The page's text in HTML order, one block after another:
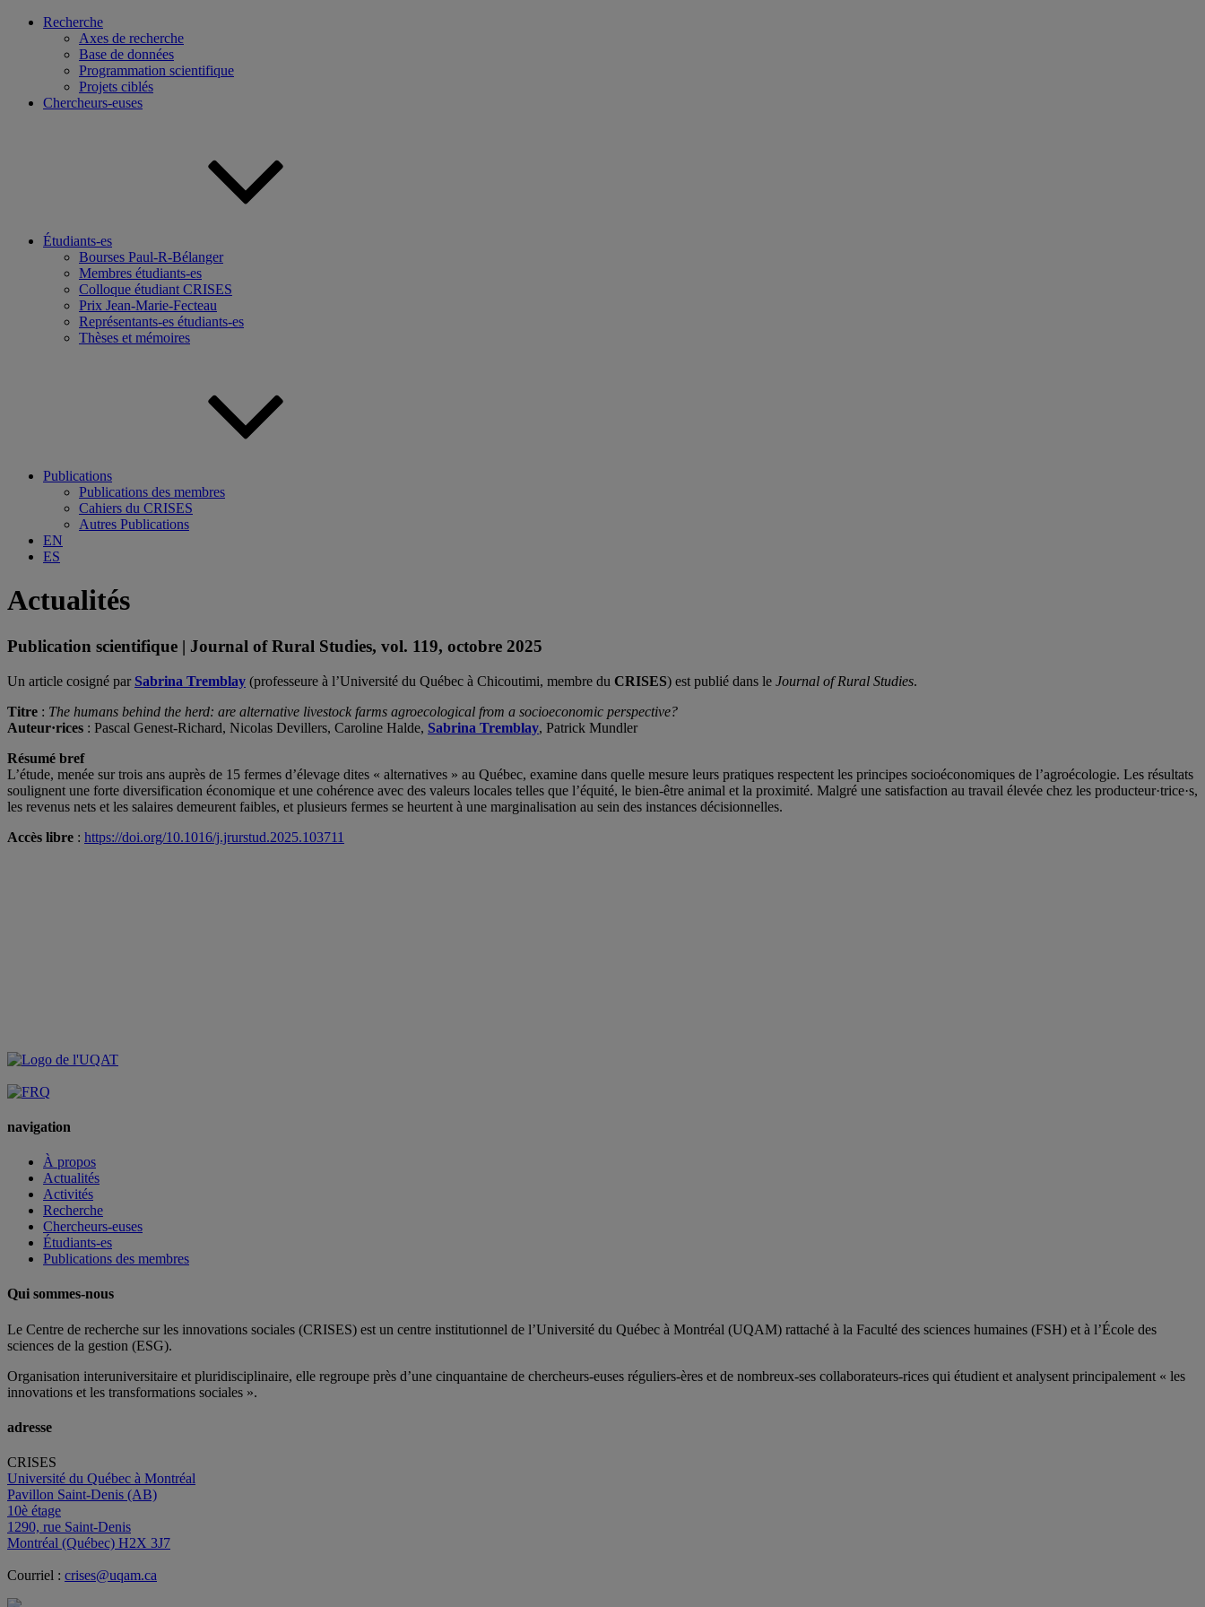
Recherche
Axes de recherche
Base de données
Programmation scientifique
Projets ciblés
Chercheurs-euses
Étudiants-es
Bourses Paul-R-Bélanger
Membres étudiants-es
Colloque étudiant CRISES
Prix Jean-Marie-Fecteau
Représentants-es étudiants-es
Thèses et mémoires
Publications
Publications des membres
Cahiers du CRISES
Autres Publications
EN
ES
Actualités
Publication scientifique | Journal of Rural Studies, vol. 119, octobre 2025
Un article cosigné par Sabrina Tremblay (professeure à l’Université du Québec à Chicoutimi, membre du CRISES) est publié dans le Journal of Rural Studies.
Titre : The humans behind the herd: are alternative livestock farms agroecological from a socioeconomic perspective?
Auteur·rices : Pascal Genest-Richard, Nicolas Devillers, Caroline Halde, Sabrina Tremblay, Patrick Mundler
Résumé bref
L’étude, menée sur trois ans auprès de 15 fermes d’élevage dites « alternatives » au Québec, examine dans quelle mesure leurs pratiques respectent les principes socioéconomiques de l’agroécologie. Les résultats
soulignent une forte diversification économique et une cohérence avec des valeurs locales telles que l’équité, le bien-être animal et la proximité. Malgré une satisfaction au travail élevée chez les producteur·trice·s,
les revenus nets et les salaires demeurent faibles, et plusieurs fermes se heurtent à une marginalisation au sein des instances décisionnelles.
Accès libre : https://doi.org/10.1016/j.jrurstud.2025.103711
navigation
À propos
Actualités
Activités
Recherche
Chercheurs-euses
Étudiants-es
Publications des membres
Qui sommes-nous
Le Centre de recherche sur les innovations sociales (CRISES) est un centre institutionnel de l’Université du Québec à Montréal (UQAM) rattaché à la Faculté des sciences humaines (FSH) et à l’École des
sciences de la gestion (ESG).
Organisation interuniversitaire et pluridisciplinaire, elle regroupe près d’une cinquantaine de chercheurs-euses réguliers-ères et de nombreux-ses collaborateurs-rices qui étudient et analysent principalement « les
innovations et les transformations sociales ».
adresse
CRISES
Université du Québec à Montréal
Pavillon Saint-Denis (AB)
10è étage
1290, rue Saint-Denis
Montréal (Québec) H2X 3J7
Courriel : crises@uqam.ca